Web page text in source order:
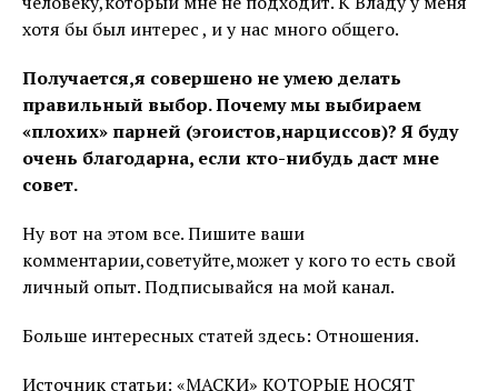
хотя бы был интерес , и у нас много общего.
Получается,я совершено не умею делать
правильный выбор. Почему мы выбираем
«плохих» парней (эгоистов,нарциссов)? Я буду
очень благодарна, если кто-нибудь даст мне
совет.
Ну вот на этом все. Пишите ваши
комментарии,советуйте,может у кого то есть свой
личный опыт. Подписывайся на мой канал.
Больше интересных статей здесь: Отношения.
Источник статьи: «МАСКИ» КОТОРЫЕ НОСЯТ